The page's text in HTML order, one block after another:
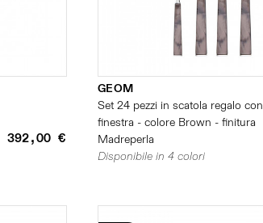
392,00 €
GEOM
Set 24 pezzi in scatola regalo con
finestra - colore Brown - finitura
Madreperla
Disponibile in 4 colori